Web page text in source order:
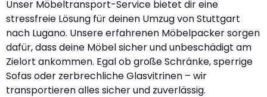
Unser Möbeltransport-Service bietet dir eine
stressfreie Lösung für deinen Umzug von Stuttgart
nach Lugano. Unsere erfahrenen Möbelpacker sorgen
dafür, dass deine Möbel sicher und unbeschädigt am
Zielort ankommen. Egal ob große Schränke, sperrige
Sofas oder zerbrechliche Glasvitrinen – wir
transportieren alles sicher und zuverlässig.